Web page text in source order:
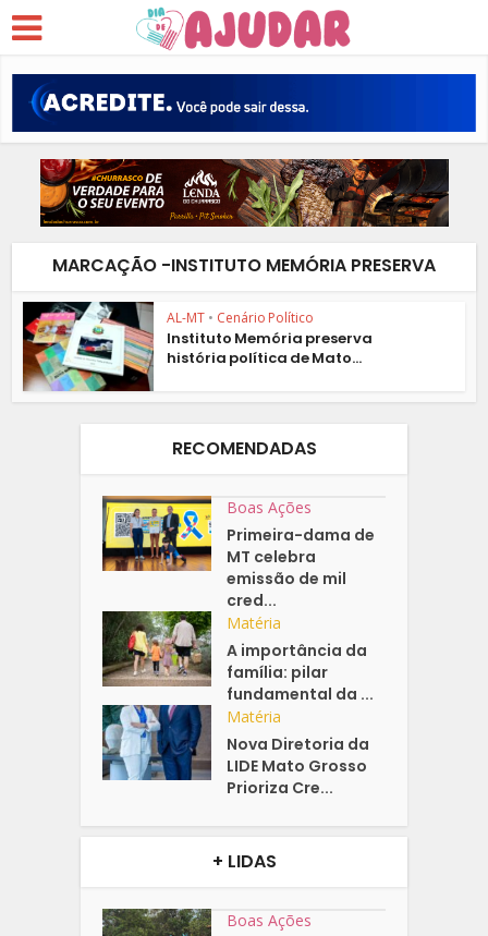
MARCAÇÃO -INSTITUTO MEMÓRIA PRESERVA
AL-MT • Cenário Político
Instituto Memória preserva
história política de Mato...
RECOMENDADAS
Boas Ações
Primeira-dama de
MT celebra
emissão de mil
cred...
Matéria
A importância da
família: pilar
fundamental da ...
Matéria
Nova Diretoria da
LIDE Mato Grosso
Prioriza Cre...
+ LIDAS
Boas Ações